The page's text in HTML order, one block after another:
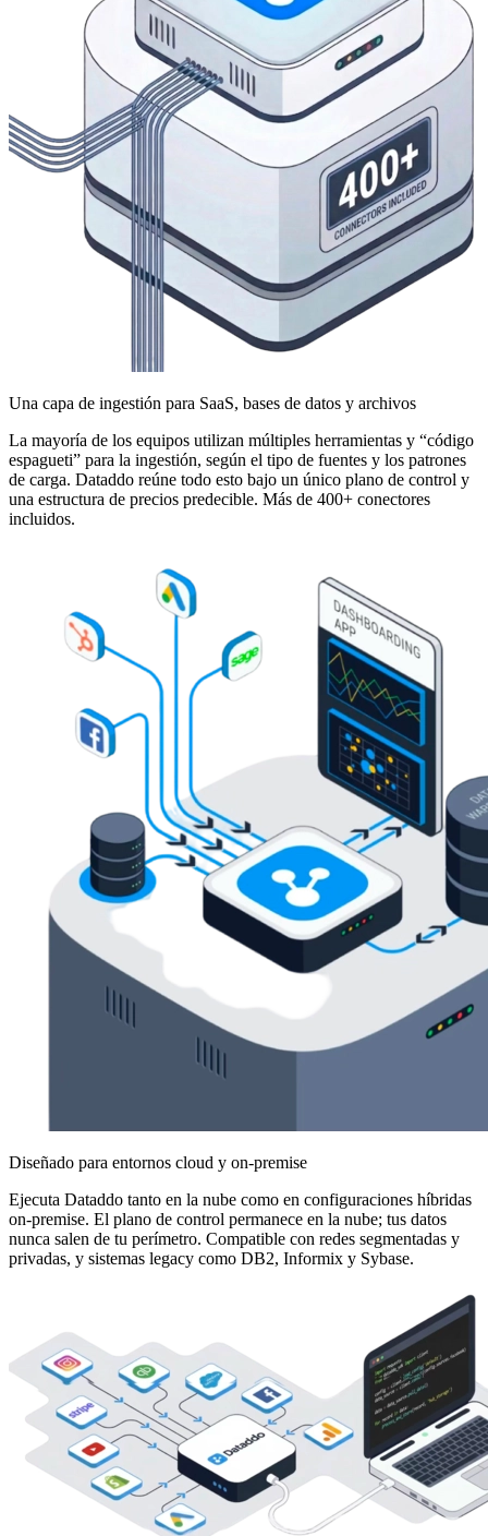
Una capa de ingestión para SaaS, bases de datos y archivos
La mayoría de los equipos utilizan múltiples herramientas y “código
espagueti” para la ingestión, según el tipo de fuentes y los patrones
de carga. Dataddo reúne todo esto bajo un único plano de control y
una estructura de precios predecible. Más de 400+ conectores
incluidos.
Diseñado para entornos cloud y on-premise
Ejecuta Dataddo tanto en la nube como en configuraciones híbridas
on-premise. El plano de control permanece en la nube; tus datos
nunca salen de tu perímetro. Compatible con redes segmentadas y
privadas, y sistemas legacy como DB2, Informix y Sybase.